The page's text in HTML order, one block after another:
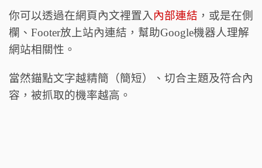
你可以透過在網頁內文裡置入內部連結 ，或是在側
欄、Footer放上站內連結，幫助Google機器人理解
網站相關性。
當然錨點文字越精簡（簡短）、切合主題及符合內
容，被抓取的機率越高。